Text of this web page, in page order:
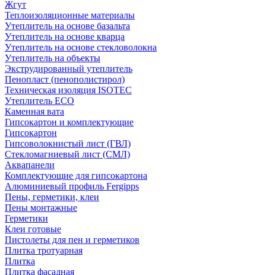
Жгут
Теплоизоляционные материалы
Утеплитель на основе базальта
Утеплитель на основе кварца
Утеплитель на основе стекловолокна
Утеплитель на объекты
Экструдированный утеплитель
Пенопласт (пенополистирол)
Техническая изоляция ISOTEC
Утеплитель ECO
Каменная вата
Гипсокартон и комплектующие
Гипсокартон
Гипсоволокнистый лист (ГВЛ)
Стекломагниевый лист (СМЛ)
Аквапанели
Комплектующие для гипсокартона
Алюминиевый профиль Fergipps
Пены, герметики, клеи
Пены монтажные
Герметики
Клеи готовые
Пистолеты для пен и герметиков
Плитка тротуарная
Плитка
Плитка фасадная